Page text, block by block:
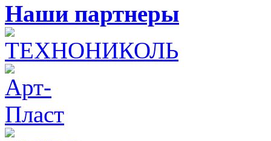
Наши партнеры